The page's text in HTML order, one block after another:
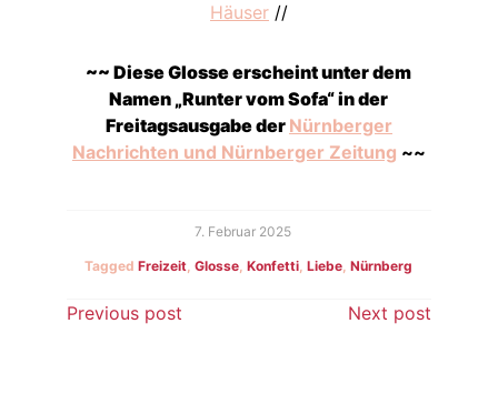
Häuser//
~~ Diese Glosse erscheint unter dem
Namen „Runter vom Sofa“ in der
Freitagsausgabe der Nürnberger
Nachrichten und Nürnberger Zeitung ~~
7. Februar 2025
TaggedFreizeit,Glosse,Konfetti,Liebe,Nürnberg
Beitragsnavigation
Previous post Next post